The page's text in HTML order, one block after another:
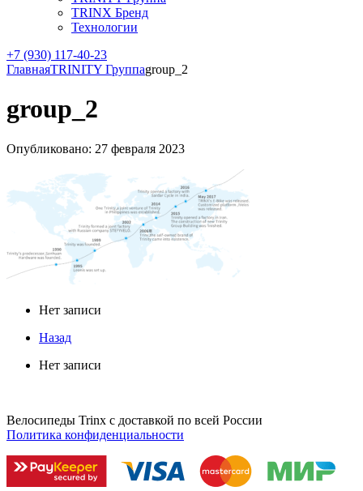
TRINX Бренд
Технологии
+7 (930) 117-40-23
ГлавнаяTRINITY Группаgroup_2
group_2
Опубликовано: 27 февраля 2023
Нет записи
Назад
Нет записи
Велосипеды Trinx с доставкой по всей России
Политика конфиденциальности